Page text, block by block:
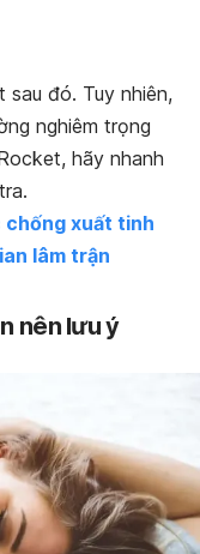
sau đó. Tuy nhiên,
nghiêm trọng
hãy nhanh
chống xuất tinh
lâm trận
nên lưu ý